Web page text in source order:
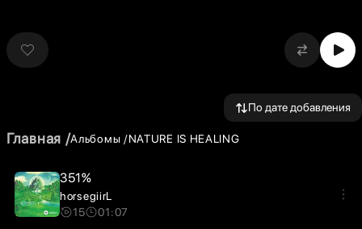
По дате добавления
Главная Альбомы NATURE IS HEALING
351%
horsegiirL
15
01:07